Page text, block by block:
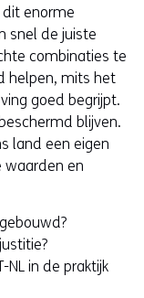
enorme
snel de juiste
combinaties te
helpen, mits het
goed begrijpt.
blijven.
land een eigen
waarden en
NL in de praktijk